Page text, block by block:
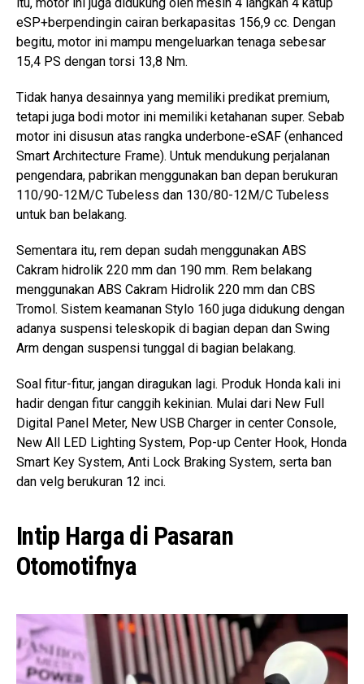
eSP+berpendingin cairan berkapasitas 156,9 cc. Dengan
begitu, motor ini mampu mengeluarkan tenaga sebesar
15,4 PS dengan torsi 13,8 Nm.
Tidak hanya desainnya yang memiliki predikat premium,
tetapi juga bodi motor ini memiliki ketahanan super. Sebab
motor ini disusun atas rangka underbone-eSAF (enhanced
Smart Architecture Frame). Untuk mendukung perjalanan
pengendara, pabrikan menggunakan ban depan berukuran
110/90-12M/C Tubeless dan 130/80-12M/C Tubeless
untuk ban belakang.
Sementara itu, rem depan sudah menggunakan ABS
Cakram hidrolik 220 mm dan 190 mm. Rem belakang
menggunakan ABS Cakram Hidrolik 220 mm dan CBS
Tromol. Sistem keamanan Stylo 160 juga didukung dengan
adanya suspensi teleskopik di bagian depan dan Swing
Arm dengan suspensi tunggal di bagian belakang.
Soal fitur-fitur, jangan diragukan lagi. Produk Honda kali ini
hadir dengan fitur canggih kekinian. Mulai dari New Full
Digital Panel Meter, New USB Charger in center Console,
New All LED Lighting System, Pop-up Center Hook, Honda
Smart Key System, Anti Lock Braking System, serta ban
dan velg berukuran 12 inci.
Intip Harga di Pasaran
Otomotifnya